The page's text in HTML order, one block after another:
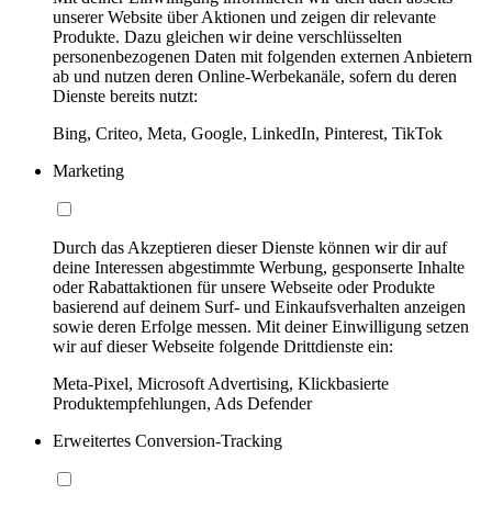
unserer Website über Aktionen und zeigen dir relevante
Produkte. Dazu gleichen wir deine verschlüsselten
personenbezogenen Daten mit folgenden externen Anbietern
ab und nutzen deren Online-Werbekanäle, sofern du deren
Dienste bereits nutzt:
Bing, Criteo, Meta, Google, LinkedIn, Pinterest, TikTok
Marketing
Durch das Akzeptieren dieser Dienste können wir dir auf
deine Interessen abgestimmte Werbung, gesponserte Inhalte
oder Rabattaktionen für unsere Webseite oder Produkte
basierend auf deinem Surf- und Einkaufsverhalten anzeigen
sowie deren Erfolge messen. Mit deiner Einwilligung setzen
wir auf dieser Webseite folgende Drittdienste ein:
Meta-Pixel, Microsoft Advertising, Klickbasierte
Produktempfehlungen, Ads Defender
Erweitertes Conversion-Tracking